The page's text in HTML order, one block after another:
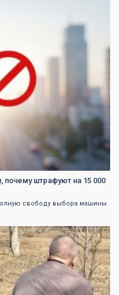
штрафуют на 15 000
свободу выбора машины
0